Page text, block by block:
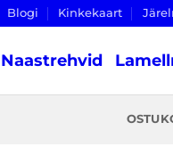
Blogi Kinkekaart
Naastrehvid